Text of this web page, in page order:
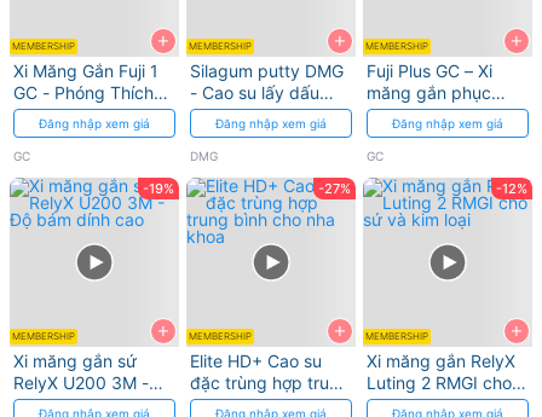
bền
chắc
và
ổn
định
+
MEMBERSHIP
Xi Măng Gắn Fuji 1
GC - Phóng Thích
Fluoride, Độ Bền
Cao
Đăng nhập xem giá
GC
+
MEMBERSHIP
Silagum putty DMG
- Cao su lấy dấu
nha khoa, độ ổn
định cao
Đăng nhập xem giá
DMG
+
MEMBERSHIP
Fuji Plus GC – Xi
măng gắn phục
hình gián tiếp, độ
bền vượt trội
Đăng nhập xem giá
GC
-19%
+
MEMBERSHIP
Xi măng gắn sứ
RelyX U200 3M -
Độ bám dính cao
Đăng nhập xem giá
-27%
+
MEMBERSHIP
Elite HD+ Cao su
đặc trùng hợp trung
bình cho nha khoa
Đăng nhập xem giá
-12%
+
MEMBERSHIP
Xi măng gắn RelyX
Luting 2 RMGI cho
sứ và kim loại
Đăng nhập xem giá